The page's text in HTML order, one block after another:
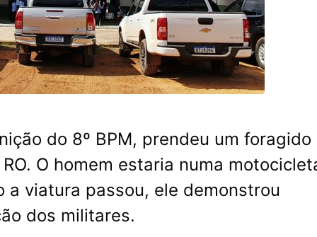
do 8º BPM, prendeu um foragido
. O homem estaria numa
a viatura passou, ele demonstrou
dos militares.